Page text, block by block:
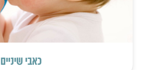
כאבי שיניים